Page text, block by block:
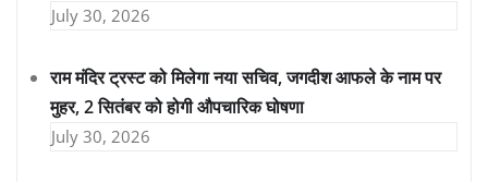
July 30, 2026
राम मंदिर ट्रस्ट को मिलेगा नया सचिव, जगदीश आफले के नाम पर
मुहर, 2 सितंबर को होगी औपचारिक घोषणा
July 30, 2026